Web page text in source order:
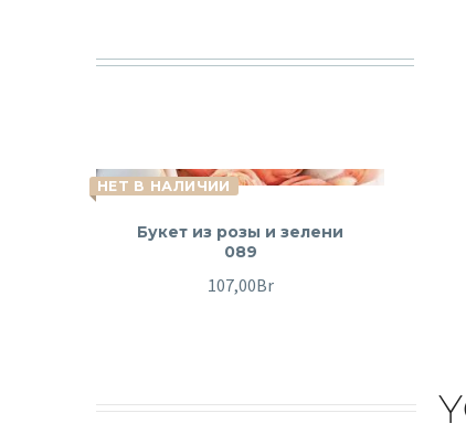
НЕТ В НАЛИЧИИ
Букет из розы и зелени
089
107,00Br